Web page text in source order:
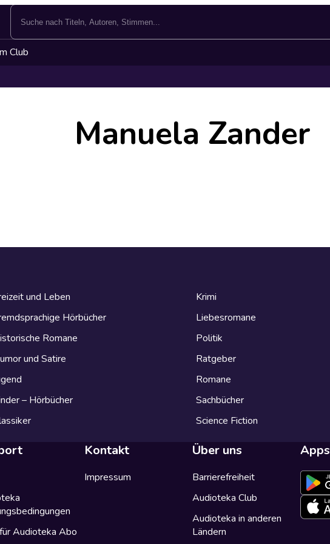
Club
Manuela Zander
und Leben
Hörbücher
Romane
und Satire
– Hörbücher
Krimi
Liebesromane
Politik
Ratgeber
Romane
Sachbücher
Science Fiction
Audioteka Abo
Kontakt
Impressum
Über uns
Barrierefreiheit
Audioteka Club
Audioteka in anderen
Ländern
Apps